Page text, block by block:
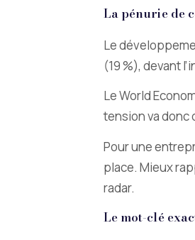
La pénurie de
Le
(19 %), devant
Le World
tension va donc
Pour une
place. Mieux
radar.
Le mot-clé